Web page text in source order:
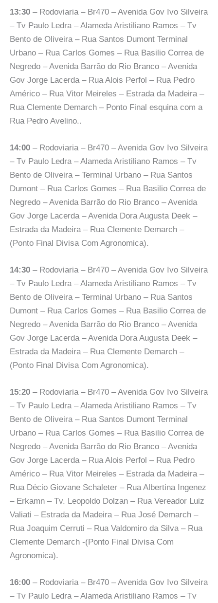
13:30 – Rodoviaria – Br470 – Avenida Gov Ivo Silveira
– Tv Paulo Ledra – Alameda Aristiliano Ramos – Tv
Bento de Oliveira – Rua Santos Dumont Terminal
Urbano – Rua Carlos Gomes – Rua Basilio Correa de
Negredo – Avenida Barrão do Rio Branco – Avenida
Gov Jorge Lacerda – Rua Alois Perfol – Rua Pedro
Américo – Rua Vitor Meireles – Estrada da Madeira –
Rua Clemente Demarch – Ponto Final esquina com a
Rua Pedro Avelino..
14:00 – Rodoviaria – Br470 – Avenida Gov Ivo Silveira
– Tv Paulo Ledra – Alameda Aristiliano Ramos – Tv
Bento de Oliveira – Terminal Urbano – Rua Santos
Dumont – Rua Carlos Gomes – Rua Basilio Correa de
Negredo – Avenida Barrão do Rio Branco – Avenida
Gov Jorge Lacerda – Avenida Dora Augusta Deek –
Estrada da Madeira – Rua Clemente Demarch –
(Ponto Final Divisa Com Agronomica).
14:30 – Rodoviaria – Br470 – Avenida Gov Ivo Silveira
– Tv Paulo Ledra – Alameda Aristiliano Ramos – Tv
Bento de Oliveira – Terminal Urbano – Rua Santos
Dumont – Rua Carlos Gomes – Rua Basilio Correa de
Negredo – Avenida Barrão do Rio Branco – Avenida
Gov Jorge Lacerda – Avenida Dora Augusta Deek –
Estrada da Madeira – Rua Clemente Demarch –
(Ponto Final Divisa Com Agronomica).
15:20 – Rodoviaria – Br470 – Avenida Gov Ivo Silveira
– Tv Paulo Ledra – Alameda Aristiliano Ramos – Tv
Bento de Oliveira – Rua Santos Dumont Terminal
Urbano – Rua Carlos Gomes – Rua Basilio Correa de
Negredo – Avenida Barrão do Rio Branco – Avenida
Gov Jorge Lacerda – Rua Alois Perfol – Rua Pedro
Américo – Rua Vitor Meireles – Estrada da Madeira –
Rua Décio Giovane Schaleter – Rua Albertina Ingenez
– Erkamn – Tv. Leopoldo Dolzan – Rua Vereador Luiz
Valiati – Estrada da Madeira – Rua José Demarch –
Rua Joaquim Cerruti – Rua Valdomiro da Silva – Rua
Clemente Demarch -(Ponto Final Divisa Com
Agronomica).
16:00 – Rodoviaria – Br470 – Avenida Gov Ivo Silveira
– Tv Paulo Ledra – Alameda Aristiliano Ramos – Tv